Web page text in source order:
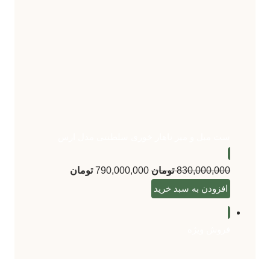
830,000,000 تومان 790,000,000 تومان
افزودن به سبد خرید